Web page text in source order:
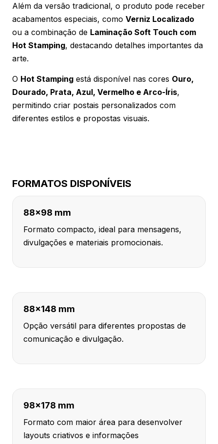
Além da versão tradicional, o produto pode receber
acabamentos especiais, como Verniz Localizado
ou a combinação de Laminação Soft Touch com
Hot Stamping, destacando detalhes importantes da
arte.
O Hot Stamping está disponível nas cores Ouro,
Dourado, Prata, Azul, Vermelho e Arco-Íris,
permitindo criar postais personalizados com
diferentes estilos e propostas visuais.
FORMATOS DISPONÍVEIS
88x98 mm
Formato compacto, ideal para mensagens,
divulgações e materiais promocionais.
88x148 mm
Opção versátil para diferentes propostas de
comunicação e divulgação.
98x178 mm
Formato com maior área para desenvolver
layouts criativos e informações